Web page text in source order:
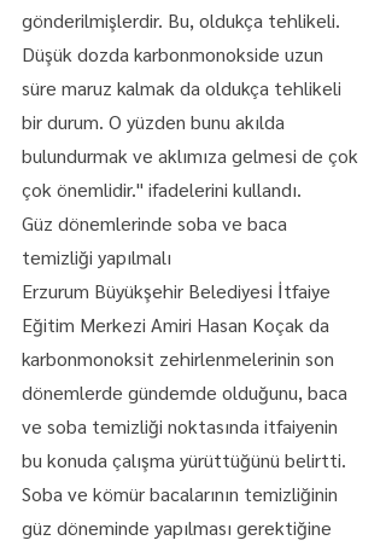
gönderilmişlerdir. Bu, oldukça tehlikeli.
Düşük dozda karbonmonokside uzun
süre maruz kalmak da oldukça tehlikeli
bir durum. O yüzden bunu akılda
bulundurmak ve aklımıza gelmesi de çok
çok önemlidir." ifadelerini kullandı.
Güz dönemlerinde soba ve baca
temizliği yapılmalı
Erzurum Büyükşehir Belediyesi İtfaiye
Eğitim Merkezi Amiri Hasan Koçak da
karbonmonoksit zehirlenmelerinin son
dönemlerde gündemde olduğunu, baca
ve soba temizliği noktasında itfaiyenin
bu konuda çalışma yürüttüğünü belirtti.
Soba ve kömür bacalarının temizliğinin
güz döneminde yapılması gerektiğine